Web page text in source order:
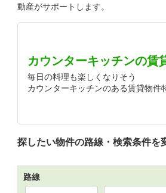
動産がサポートします。
カウンターキッチンの賃
毎日の料理も楽しくなりそう
カウンターキッチンのある賃貸物件
探したい物件の路線・検索条件を
路線